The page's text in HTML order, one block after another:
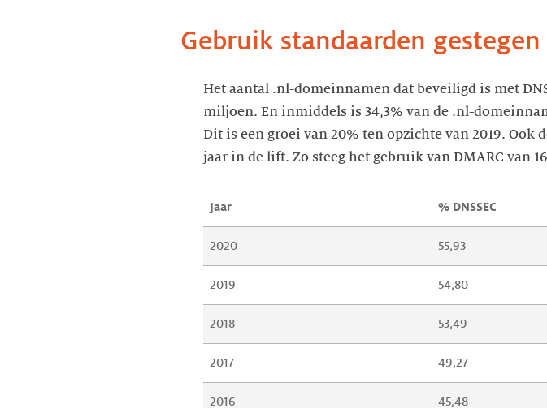
Gebruik standaarden gestegen
Het aantal .nl-domeinnamen dat beveiligd is met
miljoen. En inmiddels is 34,3% van de .nl-
Dit is een groei van 20% ten opzichte van 2019.
jaar in de lift. Zo steeg het gebruik van DMARC van
Jaar % DNSSEC
2020 55,93
2019 54,80
2018 53,49
2017 49,27
2016 45,48